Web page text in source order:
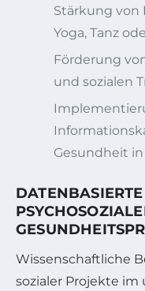
Stärkung von
Yoga, Tanz
Förderung
und sozialen
Gesundheit
Wissenschaftliche
sozialer Projekte im